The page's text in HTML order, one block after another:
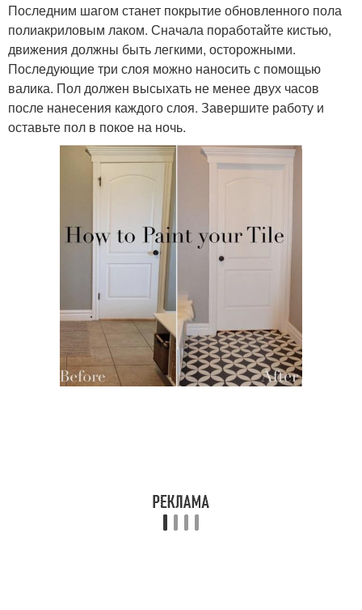
Последним шагом станет покрытие обновленного пола
полиакриловым лаком. Сначала поработайте кистью,
движения должны быть легкими, осторожными.
Последующие три слоя можно наносить с помощью
валика. Пол должен высыхать не менее двух часов
после нанесения каждого слоя. Завершите работу и
оставьте пол в покое на ночь.